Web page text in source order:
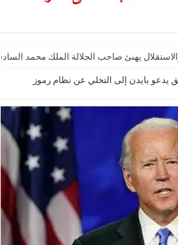
يهنئ صاحب الجلالة الملك محمد
يدعو بايدن إلى التخلي عن نظام رموز